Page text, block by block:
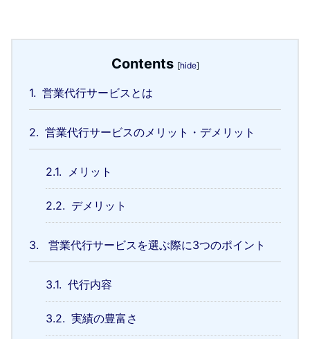
Contents [hide]
1. 営業代行サービスとは
2. 営業代行サービスのメリット・デメリット
2.1. メリット
2.2. デメリット
3. 営業代行サービスを選ぶ際に3つのポイント
3.1. 代行内容
3.2. 実績の豊富さ